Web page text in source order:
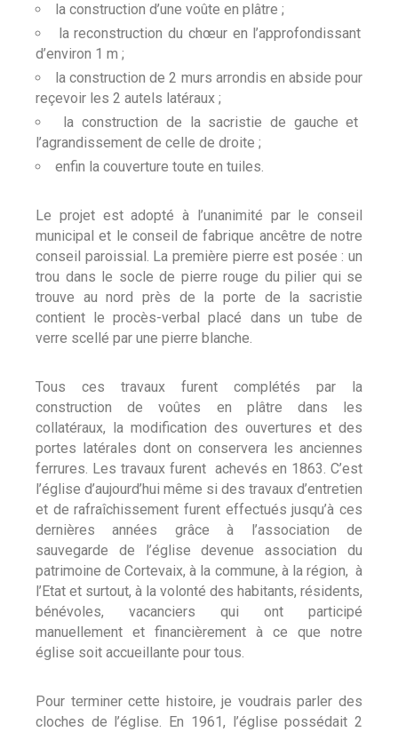
la construction d’une voûte en plâtre ;
la reconstruction du chœur en l’approfondissant
d’environ 1 m ;
la construction de 2 murs arrondis en abside pour
reçevoir les 2 autels latéraux ;
la construction de la sacristie de gauche et
l’agrandissement de celle de droite ;
enfin la couverture toute en tuiles.
Le projet est adopté à l’unanimité par le conseil
municipal et le conseil de fabrique ancêtre de notre
conseil paroissial. La première pierre est posée : un
trou dans le socle de pierre rouge du pilier qui se
trouve au nord près de la porte de la sacristie
contient le procès-verbal placé dans un tube de
verre scellé par une pierre blanche.
Tous ces travaux furent complétés par la
construction de voûtes en plâtre dans les
collatéraux, la modification des ouvertures et des
portes latérales dont on conservera les anciennes
ferrures. Les travaux furent achevés en 1863. C’est
l’église d’aujourd’hui même si des travaux d’entretien
et de rafraîchissement furent effectués jusqu’à ces
dernières années grâce à l’association de
sauvegarde de l’église devenue association du
patrimoine de Cortevaix, à la commune, à la région, à
l’Etat et surtout, à la volonté des habitants, résidents,
bénévoles, vacanciers qui ont participé
manuellement et financièrement à ce que notre
église soit accueillante pour tous.
Pour terminer cette histoire, je voudrais parler des
cloches de l’église. En 1961, l’église possédait 2